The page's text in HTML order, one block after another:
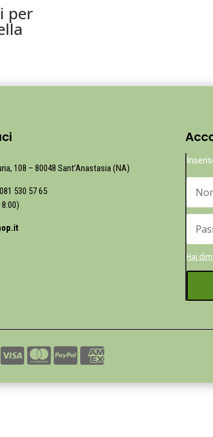
per
108 – 80048 Sant’Anastasia (NA)
081 530 57 65
Hai